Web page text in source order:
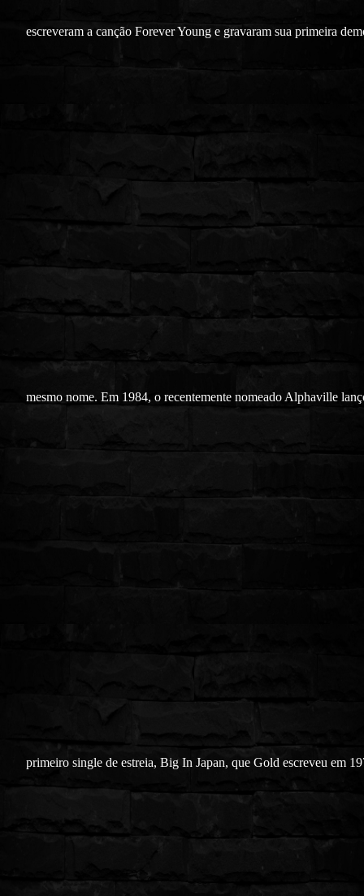
escreveram a canção Forever Young e gravaram sua primeira
mesmo nome. Em 1984, o recentemente nomeado Alphaville
primeiro single de estreia, Big In Japan, que Gold escreveu em